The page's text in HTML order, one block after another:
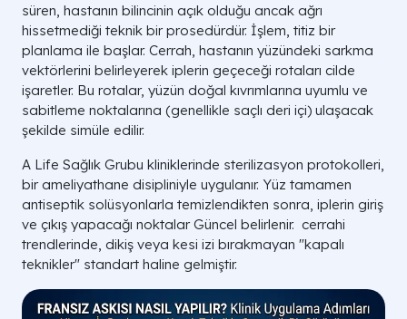
süren, hastanın bilincinin açık olduğu ancak ağrı
hissetmediği teknik bir prosedürdür. İşlem, titiz bir
planlama ile başlar. Cerrah, hastanın yüzündeki sarkma
vektörlerini belirleyerek iplerin geçeceği rotaları cilde
işaretler. Bu rotalar, yüzün doğal kıvrımlarına uyumlu ve
sabitleme noktalarına (genellikle saçlı deri içi) ulaşacak
şekilde simüle edilir.
A Life Sağlık Grubu kliniklerinde sterilizasyon protokolleri,
bir ameliyathane disipliniyle uygulanır. Yüz tamamen
antiseptik solüsyonlarla temizlendikten sonra, iplerin giriş
ve çıkış yapacağı noktalar Güncel belirlenir. cerrahi
trendlerinde, dikiş veya kesi izi bırakmayan "kapalı
teknikler" standart haline gelmiştir.